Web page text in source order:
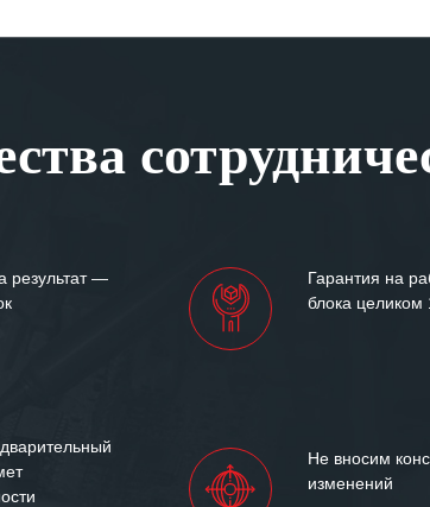
результат —
Гарантия на
блока целиком
Не вносим
изменений